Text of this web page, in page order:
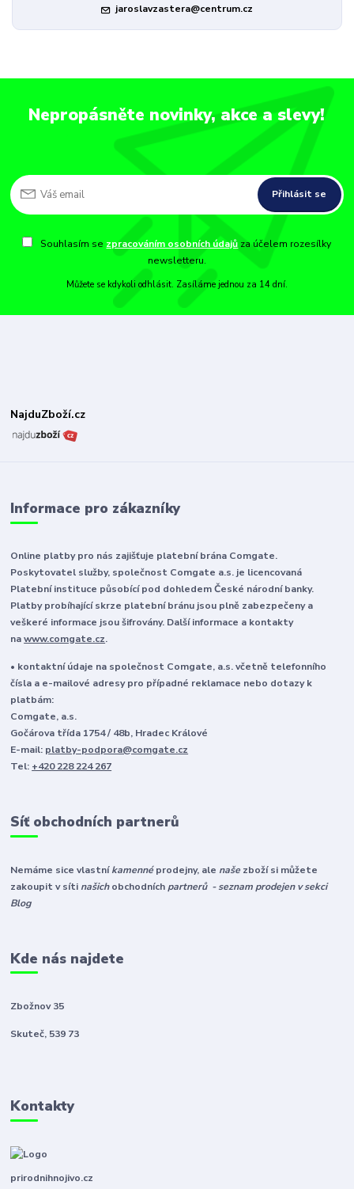
jaroslavzastera@centrum.cz
Nepropásněte novinky, akce a slevy!
Přihlásit se
Souhlasím se zpracováním osobních údajů za účelem rozesílky
newsletteru.
Můžete se kdykoli odhlásit. Zasíláme jednou za 14 dní.
NajduZboží.cz
Informace pro zákazníky
Online platby pro nás zajišťuje platební brána Comgate.
Poskytovatel služby, společnost Comgate a.s. je licencovaná
Platební instituce působící pod dohledem České národní banky.
Platby probíhající skrze platební bránu jsou plně zabezpečeny a
veškeré informace jsou šifrovány. Další informace a kontakty
nawww.comgate.cz.
• kontaktní údaje na společnost Comgate, a.s. včetně telefonního
čísla a e-mailové adresy pro případné reklamace nebo dotazy k
platbám:
Comgate, a.s.
Gočárova třída 1754 / 48b, Hradec Králové
E-mail: platby-podpora@comgate.cz
Tel: +420 228 224 267
Síť obchodních partnerů
Nemáme sice vlastníkamennéprodejny, ale naše zboží si můžete
zakoupit v síti našichobchodních partnerů - seznam prodejen v sekci
Blog
Kde nás najdete
Zbožnov 35
Skuteč, 539 73
Kontakty
prirodnihnojivo.cz